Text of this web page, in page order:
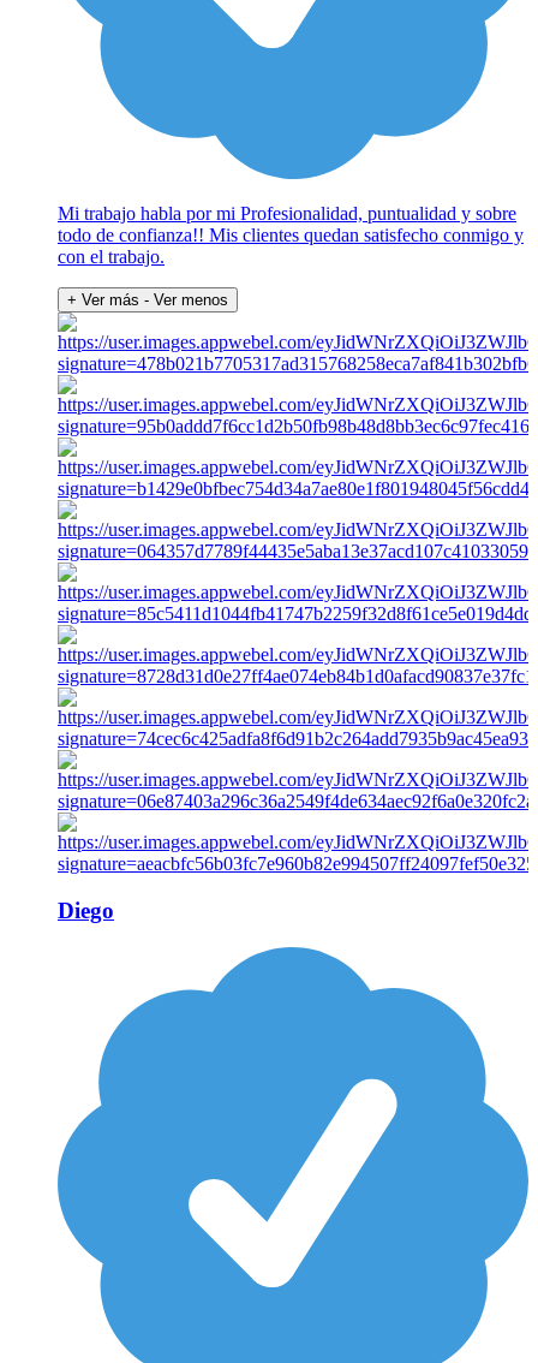
Mi trabajo habla por mi Profesionalidad, puntualidad y sobre
todo de confianza!! Mis clientes quedan satisfecho conmigo y
con el trabajo.
+ Ver más - Ver menos
Diego